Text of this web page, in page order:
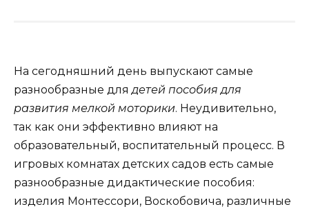
На сегодняшний день выпускают самые
разнообразные длядетей пособия для
развития мелкой моторики. Неудивительно,
так как они эффективно влияют на
образовательный, воспитательный процесс. В
игровых комнатах детских садов есть самые
разнообразные дидактические пособия:
изделия Монтессори, Воскобовича, различные